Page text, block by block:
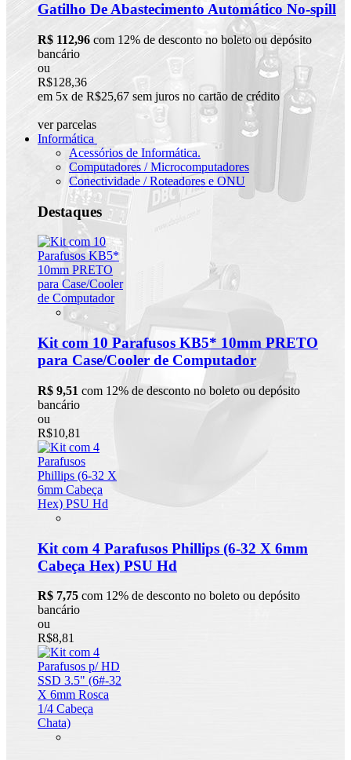
Gatilho De Abastecimento Automático No-spill
R$ 112,96 com 12% de desconto no boleto ou depósito
bancário
ou
R$128,36
em 5x de R$25,67 sem juros no cartão de crédito
ver parcelas
Informática
Acessórios de Informática.
Computadores / Microcomputadores
Conectividade / Roteadores e ONU
Destaques
Kit com 10 Parafusos KB5* 10mm PRETO
para Case/Cooler de Computador
R$ 9,51 com 12% de desconto no boleto ou depósito
bancário
ou
R$10,81
Kit com 4 Parafusos Phillips (6-32 X 6mm
Cabeça Hex) PSU Hd
R$ 7,75 com 12% de desconto no boleto ou depósito
bancário
ou
R$8,81